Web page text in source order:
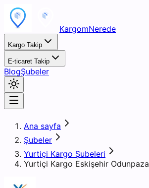
KargomNerede
Kargo Takip
E-ticaret Takip
BlogŞubeler
Ana sayfa
Şubeler
Yurtiçi Kargo Şubeleri
Yurtiçi Kargo Eskişehir